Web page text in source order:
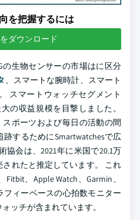
を把握するには
ダウンロード
の生物センサーの市場はに区分
、スマートな腕時計、スマート
スマートウォッチセグメント
の収益規模を目撃しました。
スポーツおよび毎日の活動の間
するためにSmartwatchesで広
協会は、2021年に米国で20.1万
れたと推定しています。 これ
、Apple Watch、Garmin、
ィーベースの心拍数モニター
ッチが含まれています。